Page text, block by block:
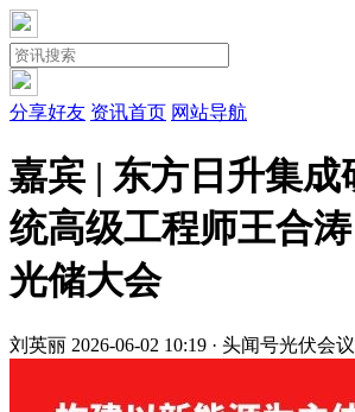
分享好友 资讯首页 网站导航
嘉宾 | 东方日升集成
统高级工程师王合
光储大会
刘英丽 2026-06-02 10:19 · 头闻号光伏会议